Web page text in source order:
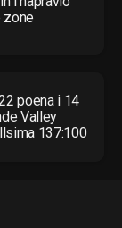
zone
poena i 14
Valley
137:100